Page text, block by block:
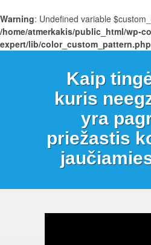
Warning: Undefined variable
/home/atmerkakis/public_html/wp-
expert/lib/color_custom_pattern.php
Kaip
kuris
yra
priežastis